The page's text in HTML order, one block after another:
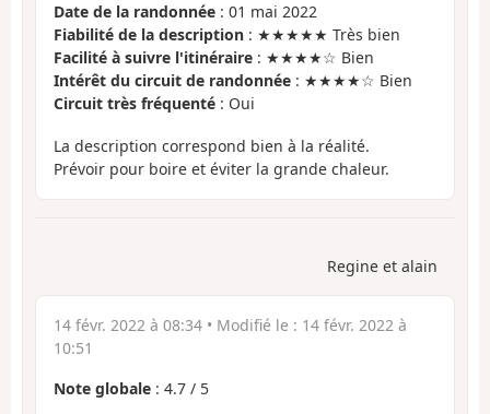
Date de la randonnée : 01 mai 2022
Fiabilité de la description : ★★★★★ Très bien
Facilité à suivre l'itinéraire : ★★★★☆ Bien
Intérêt du circuit de randonnée : ★★★★☆ Bien
Circuit très fréquenté : Oui
La description correspond bien à la réalité.
Prévoir pour boire et éviter la grande chaleur.
Regine et alain
14 févr. 2022 à 08:34 • Modifié le : 14 févr. 2022 à
10:51
Note globale : 4.7 / 5